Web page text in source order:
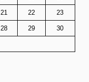
21 22 23
28 29 30